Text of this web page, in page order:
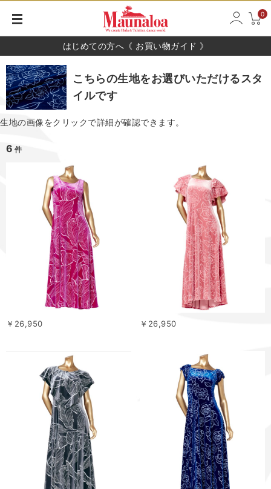
0
はじめての方へ《 お買い物ガイド 》
こちらの生地をお選びいただけるスタ
イルです
生地の画像をクリックで詳細が確認できます。
6 件
￥26,950 ￥26,950